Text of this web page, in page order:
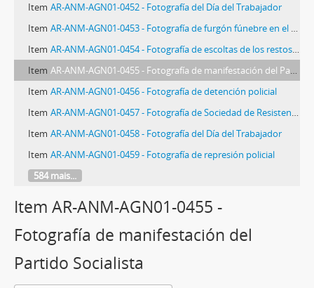
Item AR-ANM-AGN01-0452 - Fotografía del Día del Trabajador
Item AR-ANM-AGN01-0453 - Fotografía de furgón fúnebre en el Día del Trabajador
Item AR-ANM-AGN01-0454 - Fotografía de escoltas de los restos fúnebres de Ramón Falcón
Item AR-ANM-AGN01-0455 - Fotografía de manifestación del Partido Socialista
Item AR-ANM-AGN01-0456 - Fotografía de detención policial
Item AR-ANM-AGN01-0457 - Fotografía de Sociedad de Resistencia de Electricistas
Item AR-ANM-AGN01-0458 - Fotografía del Día del Trabajador
Item AR-ANM-AGN01-0459 - Fotografía de represión policial
584 mais...
Item AR-ANM-AGN01-0455 -
Fotografía de manifestación del
Partido Socialista